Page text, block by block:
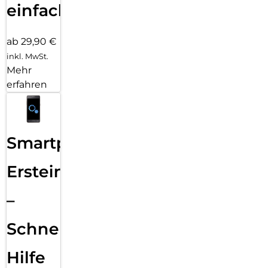
einfach
ab 29,90 €
inkl. MwSt.
Mehr
erfahren
Smartphone
Ersteinrichtung
–
Schnelle
Hilfe